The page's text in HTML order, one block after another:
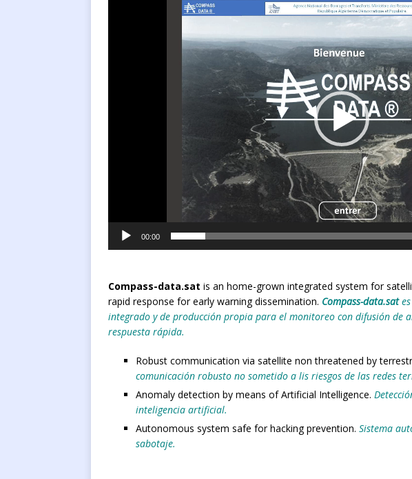
00:00
Compass-data.sat is an home-grown integrated system for
rapid response for early warning dissemination. Compass-data.sat
integrado y de producción propia para el monitoreo con difusión de
respuesta rápida.
Robust communication via satellite non threatened by
comunicación robusto no sometido a lis riesgos de las redes
Anomaly detection by means of Artificial Intelligence.
inteligencia artificial.
Autonomous system safe for hacking prevention. Sistema
sabotaje.